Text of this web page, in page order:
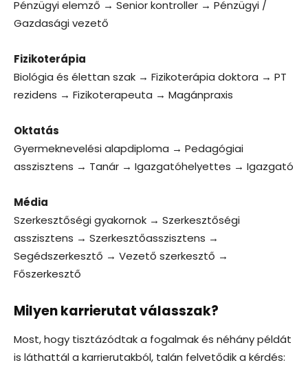
Pénzügyi elemző → Senior kontroller → Pénzügyi /
Gazdasági vezető
Fizikoterápia
Biológia és élettan szak → Fizikoterápia doktora → PT
rezidens → Fizikoterapeuta → Magánpraxis
Oktatás
Gyermeknevelési alapdiploma → Pedagógiai
asszisztens → Tanár → Igazgatóhelyettes → Igazgató
Média
Szerkesztőségi gyakornok → Szerkesztőségi
asszisztens → Szerkesztőasszisztens →
Segédszerkesztő → Vezető szerkesztő →
Főszerkesztő
Milyen karrierutat válasszak?
Most, hogy tisztázódtak a fogalmak és néhány példát
is láthattál a karrierutakból, talán felvetődik a kérdés: